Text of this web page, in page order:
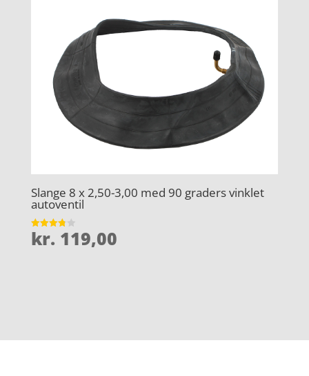
Slange 8 x 2,50-3,00 med 90 graders vinklet
autoventil
Vurderet
3.8
kr. 119,00